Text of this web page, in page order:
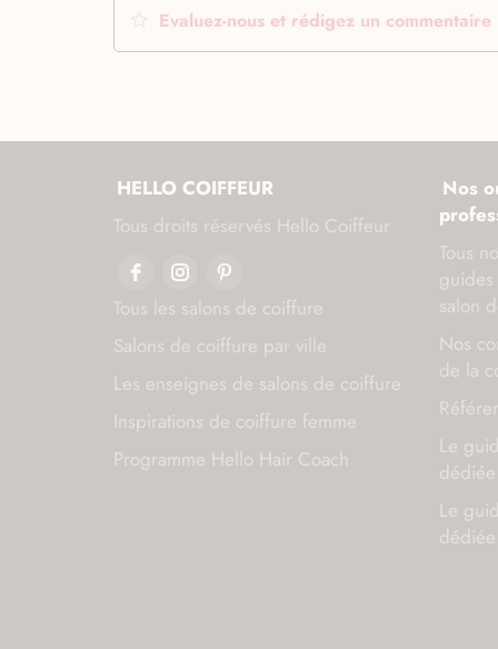
Evaluez-nous et rédigez un commentaire
HELLO COIFFEUR
Tous droits réservés Hello Coiffeur
Tous les salons de coiffure
Salons de coiffure par ville
Les enseignes de salons de coiffure
Inspirations de coiffure femme
Programme Hello Hair Coach
Nos
Tous
salon
Nos
de la
Le
Le